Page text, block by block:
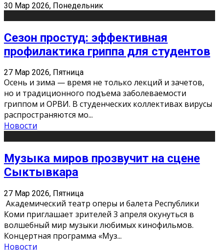
30 Мар 2026, Понедельник
Сезон простуд: эффективная
профилактика гриппа для студентов
27 Мар 2026, Пятница
Осень и зима — время не только лекций и зачетов,
но и традиционного подъема заболеваемости
гриппом и ОРВИ. В студенческих коллективах вирусы
распространяются мо...
Новости
Музыка миров прозвучит на сцене
Сыктывкара
27 Мар 2026, Пятница
Академический театр оперы и балета Республики
Коми приглашает зрителей 3 апреля окунуться в
волшебный мир музыки любимых кинофильмов.
Концертная программа «Муз...
Новости